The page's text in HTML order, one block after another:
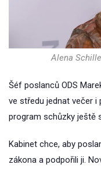
Alena
Šéf poslanců ODS
ve středu jednat večer i
program schůzky ještě
Kabinet chce, aby
zákona a podpořili ji.